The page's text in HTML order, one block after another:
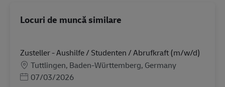
Locuri de muncă similare
Zusteller - Aushilfe / Studenten / Abrufkraft (m/w/d)
Locație
Tuttlingen, Baden-Württemberg, Germany
Posted Date
07/03/2026